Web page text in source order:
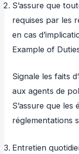
S’assure que
requises par les
en cas
Example of
Signale les faits
aux agents de
S’assure que
réglementations
Entretien